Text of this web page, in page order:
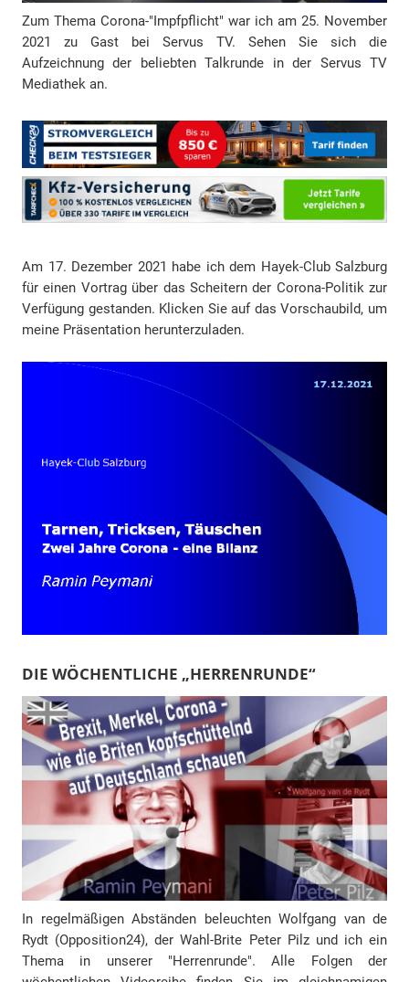
Zum Thema Corona-"Impfpflicht" war ich am 25. November
2021 zu Gast bei Servus TV. Sehen Sie sich die
Aufzeichnung der beliebten Talkrunde in der Servus TV
Mediathek an.
Am 17. Dezember 2021 habe ich dem Hayek-Club Salzburg
für einen Vortrag über das Scheitern der Corona-Politik zur
Verfügung gestanden. Klicken Sie auf das Vorschaubild, um
meine Präsentation herunterzuladen.
DIE WÖCHENTLICHE „HERRENRUNDE“
In regelmäßigen Abständen beleuchten Wolfgang van de
Rydt (Opposition24), der Wahl-Brite Peter Pilz und ich ein
Thema in unserer "Herrenrunde". Alle Folgen der